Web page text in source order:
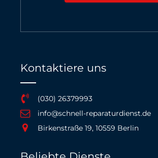
Kontaktiere uns
(030) 26379993
info@schnell-reparaturdienst.de
Birkenstraße 19, 10559 Berlin